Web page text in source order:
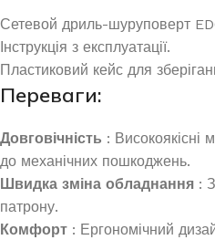
Сетевой дриль-шуруповерт
Інструкція з експлуатації.
Пластиковий кейс для
Переваги:
Довговічність : Високоякісні
до механічних пошкоджень.
Швидка зміна обладнання :
патрону.
Комфорт : Ергономічний